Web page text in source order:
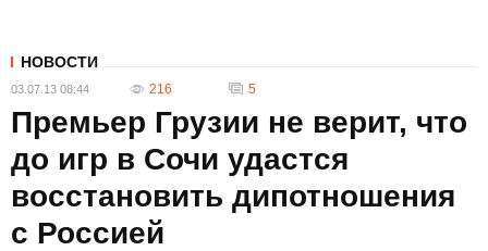
НОВОСТИ
03.07.13 08:44 216 5
Премьер Грузии не верит, что
до игр в Сочи удастся
восстановить дипотношения
с Россией